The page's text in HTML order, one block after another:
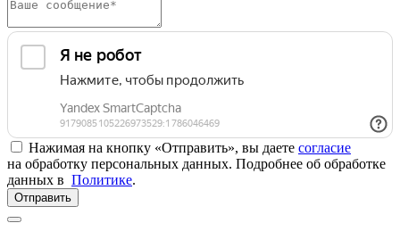
Нажимая на кнопку «Отправить», вы даете согласие
на обработку персональных данных. Подробнее об обработке
данных в Политике.
Отправить